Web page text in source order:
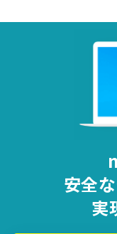
安全な
実